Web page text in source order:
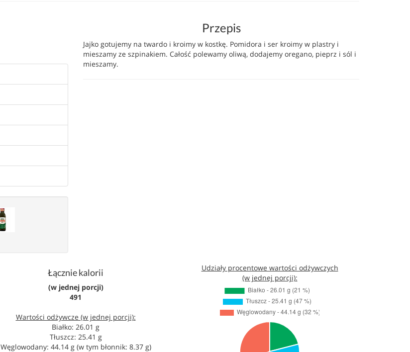
Przepis
Jajko gotujemy na twardo i kroimy w kostkę. Pomidora i ser kroimy w plastry i
mieszamy ze szpinakiem. Całość polewamy oliwą, dodajemy oregano, pieprz i sól i
mieszamy.
Łącznie kalorii
(w jednej porcji)
491
Wartości odżywcze (w jednej porcji):
Białko: 26.01 g
Tłuszcz: 25.41 g
Węglowodany: 44.14 g (w tym błonnik: 8.37 g)
Udziały procentowe wartości odżywczych
(w jednej porcji):